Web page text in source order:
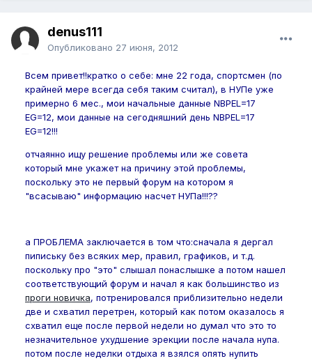
denus111
Опубликовано 27 июня, 2012
Всем привет!!кратко о себе: мне 22 года, спортсмен (по
крайней мере всегда себя таким считал), в НУПе уже
примерно 6 мес., мои начальные данные NBPEL=17
EG=12, мои данные на сегодняшний день NBPEL=17
EG=12!!!
отчаянно ищу решение проблемы или же совета
который мне укажет на причину этой проблемы,
поскольку это не первый форум на котором я
"всасываю" информацию насчет НУПа!!!??
а ПРОБЛЕМА заключается в том что:сначала я дергал
пипиську без всяких мер, правил, графиков, и т.д.
поскольку про "это" слышал понаслышке а потом нашел
соответствующий форум и начал я как большинство из
проги новичка, потренировался приблизительно недели
две и схватил перетрен, который как потом оказалось я
схватил еще после первой недели но думал что это то
незначительное ухудшение эрекции после начала нупа.
потом после неделки отдыха я взялся опять нупить